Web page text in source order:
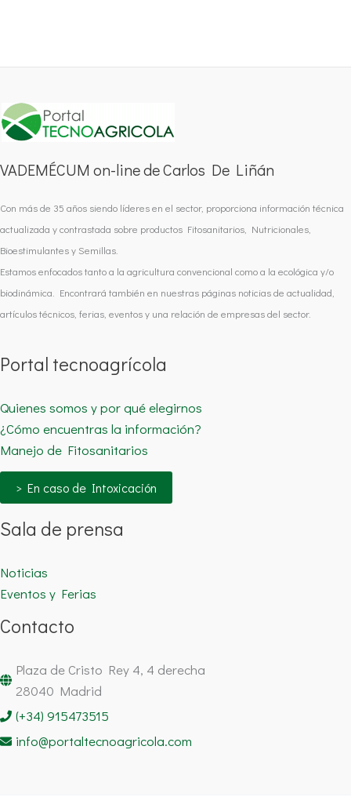
VADEMÉCUM on-line de Carlos De Liñán
Con más de 35 años siendo líderes en el sector, proporciona información técnica
actualizada y contrastada sobre productos Fitosanitarios, Nutricionales,
Bioestimulantes y Semillas.
Estamos enfocados tanto a la agricultura convencional como a la ecológica y/o
biodinámica. Encontrará también en nuestras páginas noticias de actualidad,
artículos técnicos, ferias, eventos y una relación de empresas del sector.
Portal tecnoagrícola
Quienes somos y por qué elegirnos
¿Cómo encuentras la información?
Manejo de Fitosanitarios
> En caso de Intoxicación
Sala de prensa
Noticias
Eventos y Ferias
Contacto
Plaza de Cristo Rey 4, 4 derecha
28040 Madrid
(+34) 915473515
info@portaltecnoagricola.com